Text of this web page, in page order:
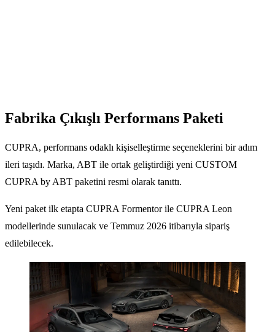
Fabrika Çıkışlı Performans Paketi
CUPRA, performans odaklı kişiselleştirme seçeneklerini bir adım
ileri taşıdı. Marka, ABT ile ortak geliştirdiği yeni CUSTOM
CUPRA by ABT paketini resmi olarak tanıttı.
Yeni paket ilk etapta CUPRA Formentor ile CUPRA Leon
modellerinde sunulacak ve Temmuz 2026 itibarıyla sipariş
edilebilecek.